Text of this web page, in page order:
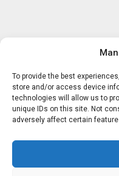
To provide the best
store and/or access device
technologies will allow us to
unique IDs on this site. Not
adversely affect certain